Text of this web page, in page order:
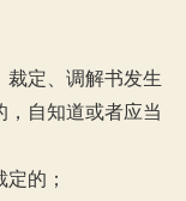
定、调解书发生
，自知道或者应当
的；